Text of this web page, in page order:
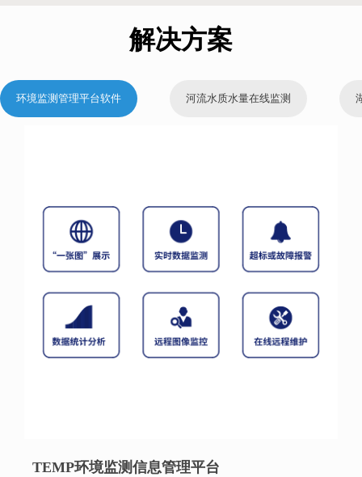
解决方案
环境监测管理平台软件 河流水质水量在线监测
TEMP环境监测信息管理平台